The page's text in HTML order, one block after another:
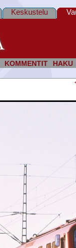
KOMMENTIT HAKU
Keskustelu